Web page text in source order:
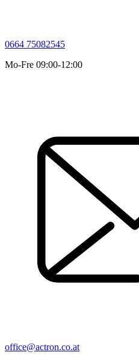
0664 75082545
Mo-Fre 09:00-12:00
office@actron.co.at